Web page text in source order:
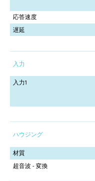
応答速度
遅延
入力
入力1
ハウジング
材質
超音波 - 変換